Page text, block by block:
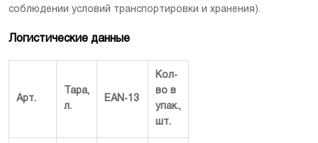
соблюдении условий транспортировки и хранения).
Логистические данные
Арт.
Тара,
л.
EAN-13
Кол-
во в
упак.,
шт.